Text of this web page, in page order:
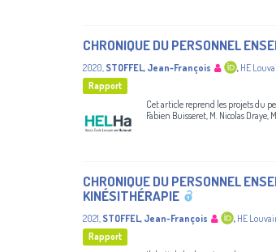
CHRONIQUE DU PERSONNEL
2020 STOFFEL, Jean-François , HE
Rapport
Cet article reprend les projets du
Fabien Buisseret, M. Nicolas
CHRONIQUE DU PERSONNEL
KINÉSITHÉRAPIE
2021, STOFFEL, Jean-François , HE
Rapport